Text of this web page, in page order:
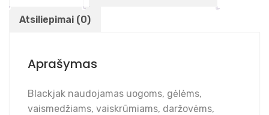
Atsiliepimai (0)
Aprašymas
Blackjak naudojamas uogoms, gėlėms,
vaismedžiams, vaiskrūmiams, daržovėms,